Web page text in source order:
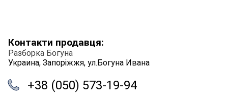
Контакти продавця:
Разборка Богуна
Украина, Запоріжжя, ул.Богуна Ивана
+38 (050) 573-19-94